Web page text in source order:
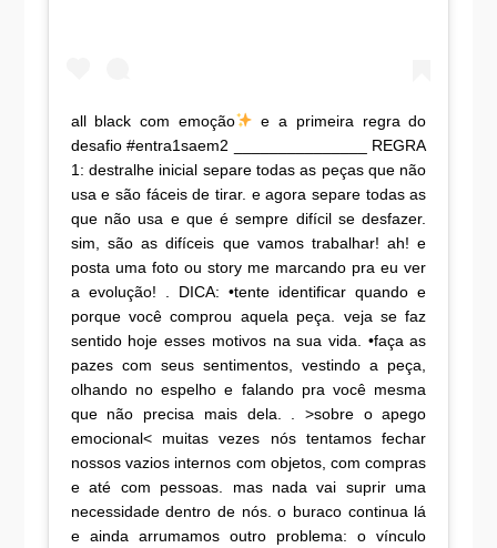
all black com emoção
e a primeira regra do
desafio #entra1saem2 _______________ REGRA
1: destralhe inicial separe todas as peças que não
usa e são fáceis de tirar. e agora separe todas as
que não usa e que é sempre difícil se desfazer.
sim, são as difíceis que vamos trabalhar! ah! e
posta uma foto ou story me marcando pra eu ver
a evolução! . DICA: •tente identificar quando e
porque você comprou aquela peça. veja se faz
sentido hoje esses motivos na sua vida. •faça as
pazes com seus sentimentos, vestindo a peça,
olhando no espelho e falando pra você mesma
que não precisa mais dela. . >sobre o apego
emocional< muitas vezes nós tentamos fechar
nossos vazios internos com objetos, com compras
e até com pessoas. mas nada vai suprir uma
necessidade dentro de nós. o buraco continua lá
e ainda arrumamos outro problema: o vínculo